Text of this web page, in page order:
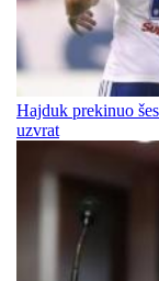
Hajduk prekinuo
uzvrat